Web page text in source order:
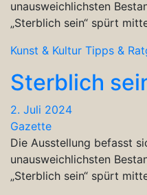
unausweichlichsten
„Sterblich sein“ spürt
Kunst & Kultur Tipps &
Sterblich
2. Juli 2024
Gazette
Die Ausstellung befasst
unausweichlichsten
„Sterblich sein“ spürt